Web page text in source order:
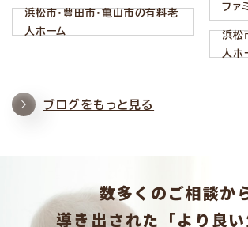
浜松市・豊田市・亀山市の有料老
人ホーム
ファ
浜松
人ホ
ブログをもっと見る
数多くのご相談か
導き出された「より良い